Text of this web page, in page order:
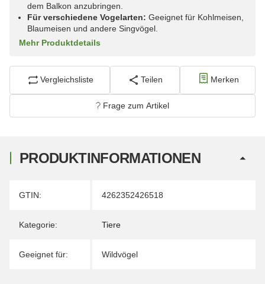
dem Balkon anzubringen.
Für verschiedene Vogelarten: Geeignet für Kohlmeisen,
Blaumeisen und andere Singvögel.
Mehr Produktdetails
Vergleichsliste Teilen Merken
Frage zum Artikel
PRODUKTINFORMATIONEN
Produkteigenschaft
Wert
GTIN: 4262352426518
Kategorie: Tiere
Geeignet für: Wildvögel